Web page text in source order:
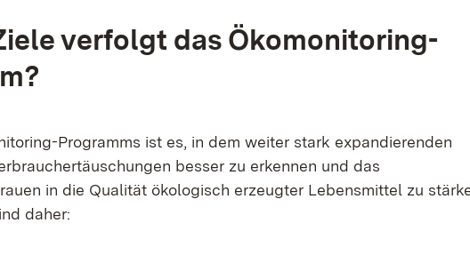
verfolgt das Ökomonitoring-
Programms ist es, in dem weiter stark expandierenden
besser zu erkennen und das
in die Qualität ökologisch erzeugter Lebensmittel zu
daher: